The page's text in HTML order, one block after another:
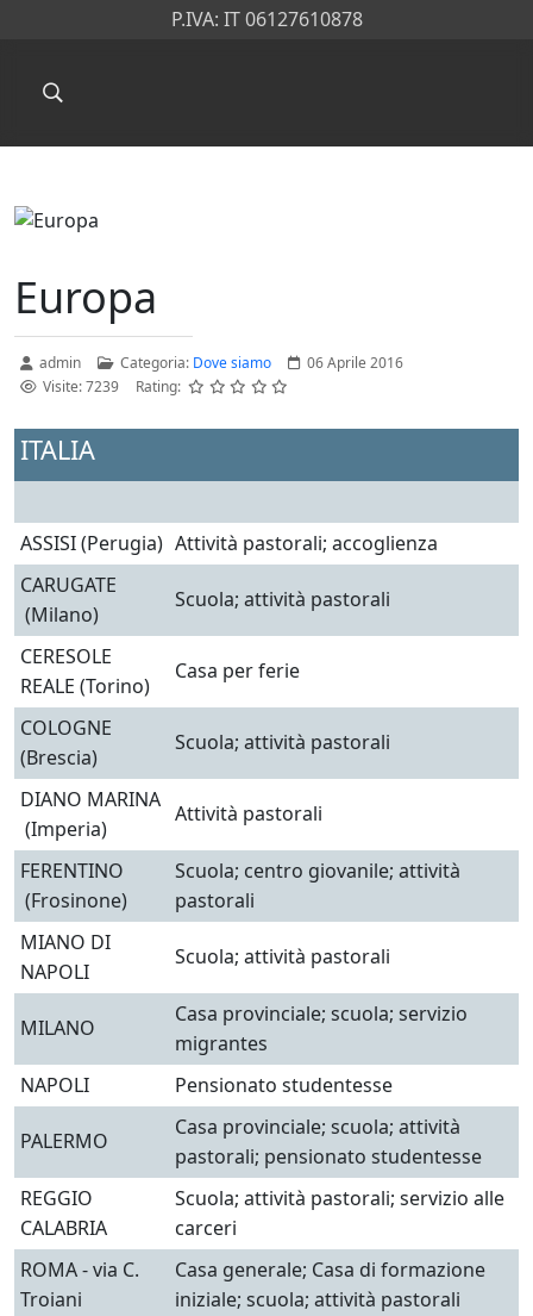
P.IVA: IT 06127610878
Europa
admin Categoria: Dove siamo
06 Aprile 2016
Visite: 7239
Rating:
ITALIA
ASSISI (Perugia) Attività pastorali; accoglienza
CARUGATE
(Milano)
Scuola; attività pastorali
CERESOLE
REALE (Torino)
Casa per ferie
COLOGNE
(Brescia)
Scuola; attività pastorali
DIANO MARINA
(Imperia)
Attività pastorali
FERENTINO
(Frosinone)
Scuola; centro giovanile; attività
pastorali
MIANO DI
NAPOLI
Scuola; attività pastorali
MILANO
Casa provinciale; scuola; servizio
migrantes
NAPOLI
Pensionato studentesse
PALERMO
Casa provinciale; scuola; attività
pastorali; pensionato studentesse
REGGIO
CALABRIA
Scuola; attività pastorali; servizio alle
carceri
ROMA - via C.
Troiani
Casa generale; Casa di formazione
iniziale; scuola; attività pastorali